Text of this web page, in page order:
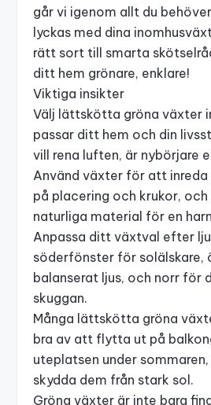
går vi igenom allt du
lyckas med dina
rätt sort till smarta
ditt hem grönare, enklare!
Viktiga insikter
Välj lättskötta gröna växter
passar ditt hem och din
vill rena luften, är nybörjare
Använd växter för att
på placering och krukor, och
naturliga material för en
Anpassa ditt växtval efter
söderfönster för
balanserat ljus, och norr för
skuggan.
Många lättskötta gröna
bra av att flytta ut på
uteplatsen under
skydda dem från stark sol.
Gröna växter är inte bara